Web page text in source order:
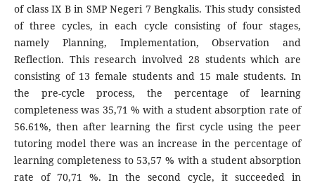
of class IX B in SMP Negeri 7 Bengkalis. This study consisted
of three cycles, in each cycle consisting of four stages,
namely Planning, Implementation, Observation and
Reflection. This research involved 28 students which are
consisting of 13 female students and 15 male students. In
the pre-cycle process, the percentage of learning
completeness was 35,71 % with a student absorption rate of
56.61%, then after learning the first cycle using the peer
tutoring model there was an increase in the percentage of
learning completeness to 53,57 % with a student absorption
rate of 70,71 %. In the second cycle, it succeeded in